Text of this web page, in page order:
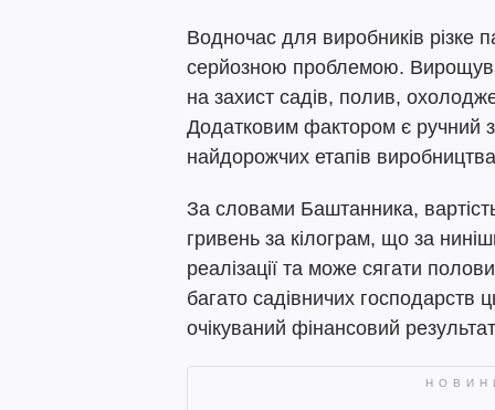
Водночас для виробників різке
серйозною проблемою.
на захист садів, полив,
Додатковим фактором є ручний
найдорожчих етапів
За словами Баштанника,
гривень за кілограм, що за
реалізації та може сягати
багато садівничих господарств
очікуваний фінансовий